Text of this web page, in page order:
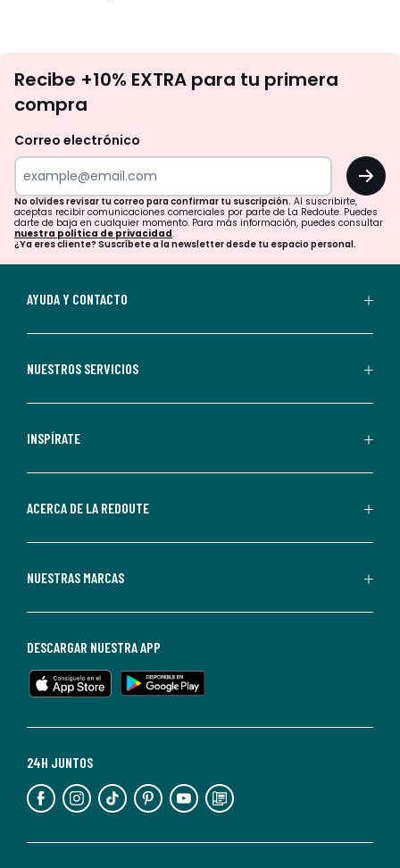
te
tu
para
confirmar
tu
suscripción.
aceptas
comerciales
personalizadas
parte
Redoute.
de
en
cualquier
Para
información,
puedes
nuestra
Recibe +10% EXTRA para tu primera
compra
Correo electrónico
OK
No olvides revisar tu correo para confirmar tu suscripción. Al suscribirte,
aceptas recibir comunicaciones comerciales por parte de La Redoute. Puedes
darte de baja en cualquier momento. Para más información, puedes consultar
nuestra política de privacidad.
¿Ya eres cliente? Suscríbete a la newsletter desde tu espacio personal.
AYUDA Y CONTACTO
NUESTROS SERVICIOS
INSPÍRATE
ACERCA DE LA REDOUTE
NUESTRAS MARCAS
24H JUNTOS
DESCARGAR NUESTRA APP